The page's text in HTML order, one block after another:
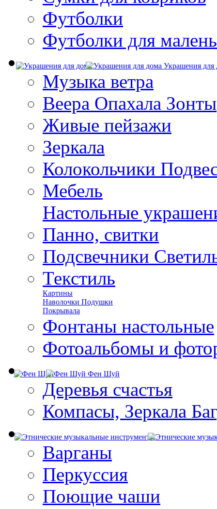
Футболки
Футболки для
Украшения для
Музыка ветра
Веера Опахала Зонты
Живые пейзажи
Зеркала
Колокольчики
Мебель
Настольные
Панно, свитки
Подсвечники
Текстиль
Картины
Наволочки Подушки
Покрывала
Фонтаны настольные
Фотоальбомы и
Фен Шуй
Деревья счастья
Компасы, Зеркала
Варганы
Перкуссия
Поющие чаши